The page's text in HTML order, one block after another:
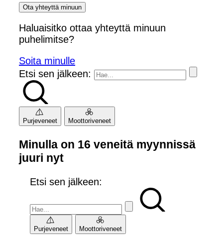
Ota yhteyttä minuun
Haluaisitko ottaa yhteyttä minuun
puhelimitse?
Soita minulle
Etsi sen jälkeen:
Purjeveneet Moottoriveneet
Minulla on 16 veneitä myynnissä
juuri nyt
Etsi sen jälkeen:
Purjeveneet Moottoriveneet